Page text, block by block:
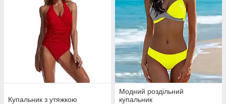
Купальник з утяжкою
Модний роздільний
купальник